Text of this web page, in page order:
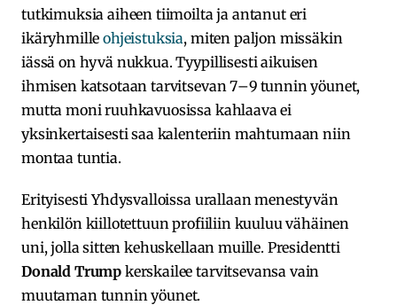
tutkimuksia aiheen tiimoilta ja antanut eri
ikäryhmilleohjeistuksia, miten paljon missäkin
iässä on hyvä nukkua. Tyypillisesti aikuisen
ihmisen katsotaan tarvitsevan 7–9 tunnin yöunet,
mutta moni ruuhkavuosissa kahlaava ei
yksinkertaisesti saa kalenteriin mahtumaan niin
montaa tuntia.
Erityisesti Yhdysvalloissa urallaan menestyvän
henkilön kiillotettuun profiiliin kuuluu vähäinen
uni, jolla sitten kehuskellaan muille. Presidentti
Donald Trump kerskailee tarvitsevansa vain
muutaman tunnin yöunet.